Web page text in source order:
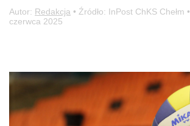
Autor: Redakcja • Źródło: InPost ChKS Chełm
czerwca 2025